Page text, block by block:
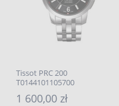
Tissot PRC 200
T0144101105700
1 600,00 zł